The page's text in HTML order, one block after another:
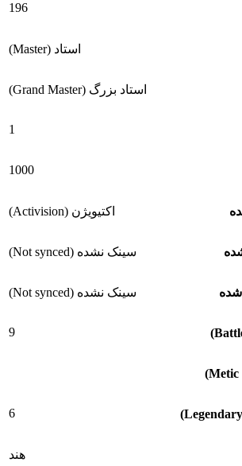
196
استاد (Master)
استاد بزرگ (Grand Master)
1
1000
اکتیویژن (Activision)
سینک نشده (Not synced)
سینک نشده (Not synced)
9
6
هند